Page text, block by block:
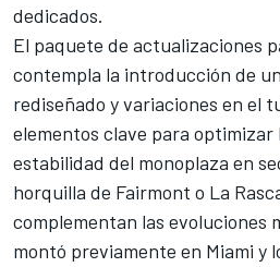
dedicados.
El paquete de actualizaciones
contempla la introducción de
rediseñado y variaciones en el
elementos clave para optimizar
estabilidad del monoplaza en
horquilla de Fairmont o La
complementan las evoluciones
montó previamente en Miami y